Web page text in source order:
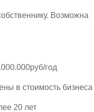
Возможна
год
в стоимость бизнеса
20 лет